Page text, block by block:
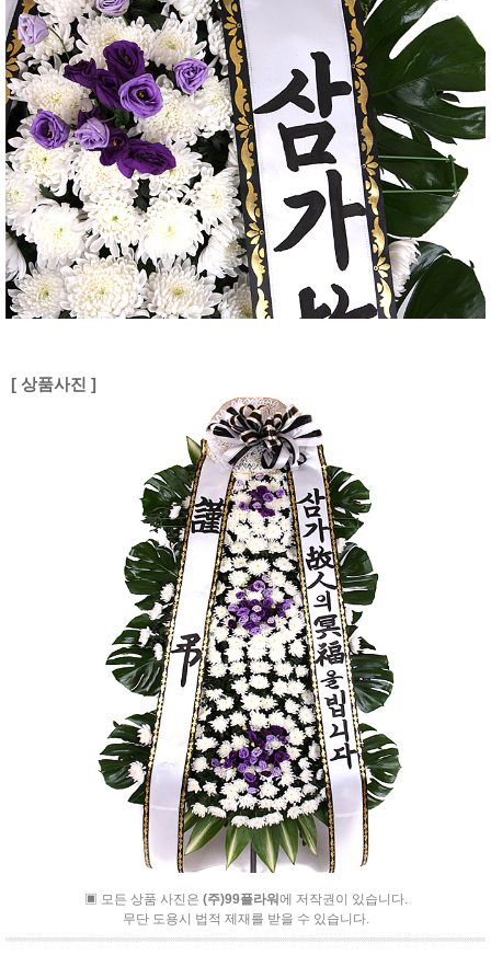
[ 상품사진 ]
▣ 모든 상품 사진은 (주)99플라워에 저작권이 있습니다.
무단 도용시 법적 제재를 받을 수 있습니다.